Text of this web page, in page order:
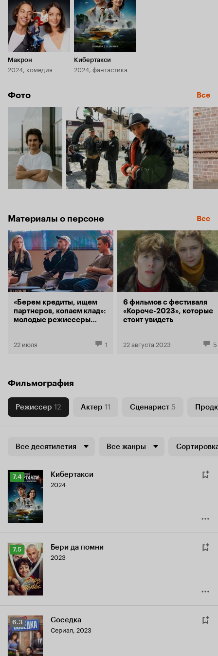
Макрон
2024, комедия
Кибертакси
2024, фантастика
Фото Все
Материалы о персоне Все
«Берем кредиты, ищем
партнеров, копаем клад»:
молодые режиссеры
о современном
22 июля 1
6 фильмов с фестиваля
«Короче-2023», которые
стоит увидеть
22 августа 2023 5
Фильмография
Режиссер 12 Актер 11 Сценарист 5
Все десятилетия Все жанры
Рейтинг
Кинопоиска
7.4
7.4 Кибертакси
2024
Рейтинг
Кинопоиска
7.5
7.5 Бери да помни
2023
Рейтинг
Кинопоиска
6.3
6.3 Соседка
Сериал, 2023